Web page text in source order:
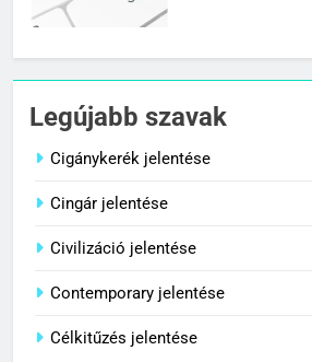
7
Céltudatos
C BETŰS SZAVAK
8
Centenárium
1
Legújabb szavak
Cigánykerék jelentése
Cingár jelentése
Civilizáció jelentése
Contemporary jelentése
Célkitűzés jelentése